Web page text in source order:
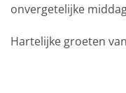
onvergetelijke
Hartelijke groeten